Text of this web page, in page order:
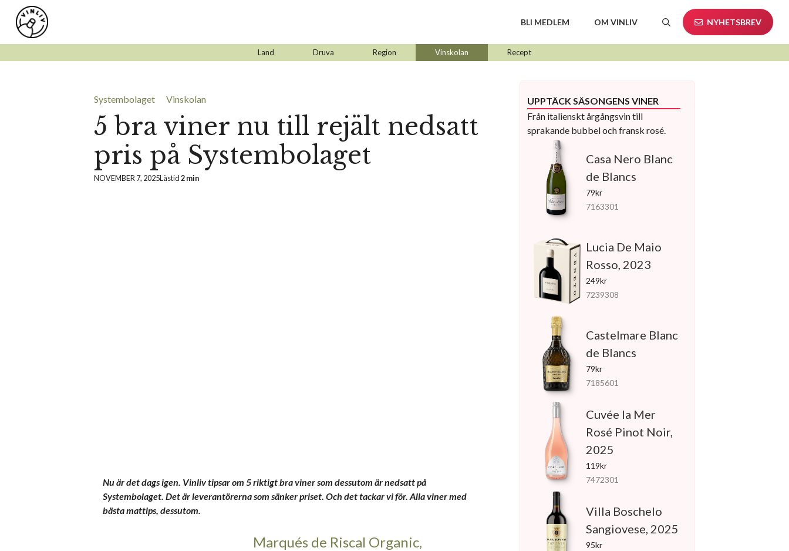
Hoppa
innehåll
BLI MEDLEM OM VINLIV NYHETSBREV
Land Druva Region Vinskolan Recept
Systembolaget Vinskolan
5 bra viner nu till rejält nedsatt
pris på Systembolaget
NOVEMBER 7, 2025Lästid2 min
Nu är det dags igen. Vinliv tipsar om 5 riktigt bra viner som dessutom är nedsatt på
Systembolaget. Det är leverantörerna som sänker priset. Och det tackar vi för. Alla viner med
bästa mattips, dessutom.
Marqués de Riscal Organic,
UPPTÄCK SÄSONGENS VINER
Från italienskt årgångsvin till
sprakande bubbel och fransk rosé.
Casa Nero Blanc
de Blancs
79kr
7163301
Lucia De Maio
Rosso, 2023
249kr
7239308
Castelmare Blanc
de Blancs
79kr
7185601
Cuvée la Mer
Rosé Pinot Noir,
2025
119kr
7472301
Villa Boschelo
Sangiovese, 2025
95kr